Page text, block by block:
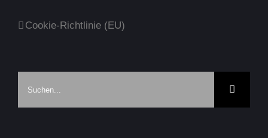
Cookie-Richtlinie (EU)